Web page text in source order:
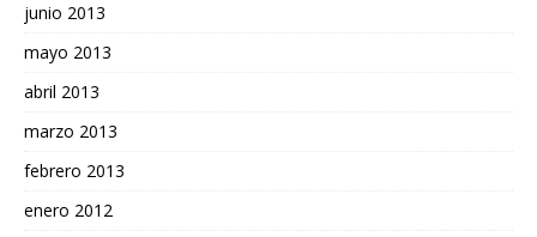
junio 2013
mayo 2013
abril 2013
marzo 2013
febrero 2013
enero 2012